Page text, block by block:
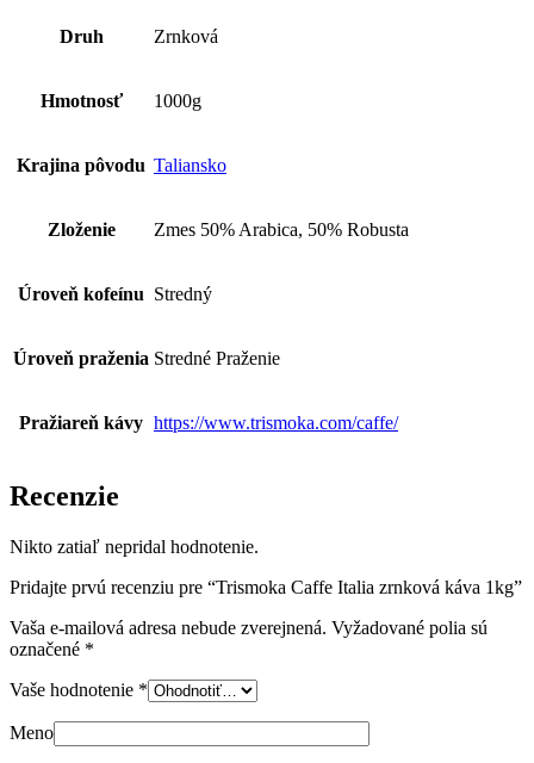
Druh Zrnková
Hmotnosť 1000g
Krajina pôvodu Taliansko
Zloženie Zmes 50% Arabica, 50% Robusta
Úroveň kofeínu Stredný
Úroveň praženia Stredné Praženie
Pražiareň kávy https://www.trismoka.com/caffe/
Recenzie
Nikto zatiaľ nepridal hodnotenie.
Pridajte prvú recenziu pre “Trismoka Caffe Italia zrnková káva 1kg”
Vaša e-mailová adresa nebude zverejnená. Vyžadované polia sú
označené *
Vaše hodnotenie *
Meno